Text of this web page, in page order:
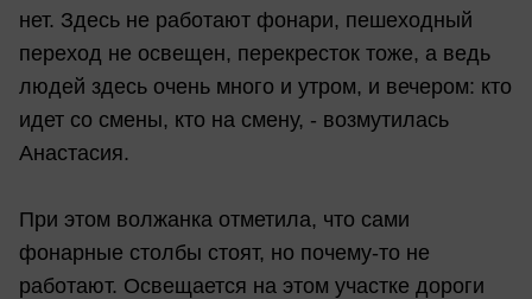
нет. Здесь не работают фонари, пешеходный
переход не освещен, перекресток тоже, а ведь
людей здесь очень много и утром, и вечером: кто
идет со смены, кто на смену, - возмутилась
Анастасия.
При этом волжанка отметила, что сами
фонарные столбы стоят, но почему-то не
работают. Освещается на этом участке дороги